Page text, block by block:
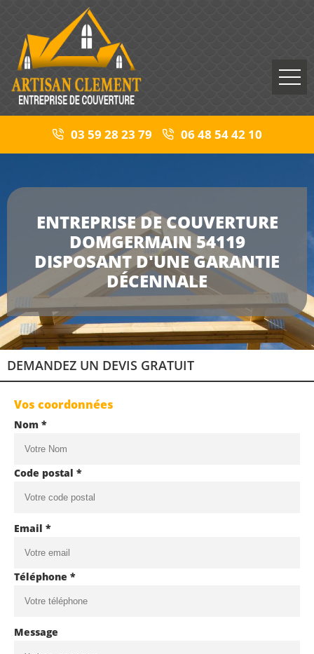
03 59 28 23 79 06 48 54 42 10
ENTREPRISE DE COUVERTURE
DOMGERMAIN 54119
DISPOSANT D'UNE GARANTIE
DÉCENNALE
DEMANDEZ UN DEVIS GRATUIT
Vos coordonnées
Nom *
Code postal *
Email *
Téléphone *
Message